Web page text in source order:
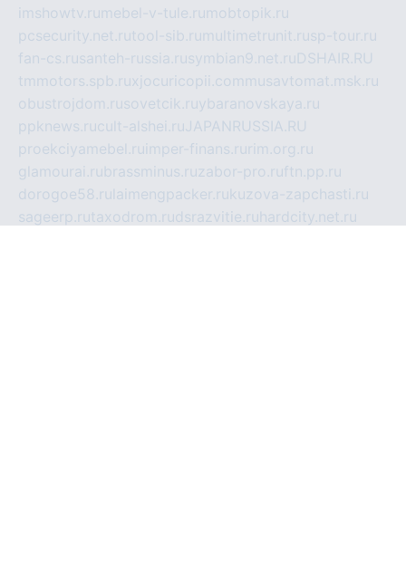
imshowtv.ru mebel-v-tule.ru mobtopik.ru
pcsecurity.net.rutool-sib.ru multimetrunit.rusp-tour.ru
fan-cs.rusanteh-russia.rusymbian9.net.ruDSHAIR.RU
tmmotors.spb.ruxjocuricopii.com musavtomat.msk.ru
obustrojdom.rusovetcik.ruybaranovskaya.ru
ppknews.rucult-alshei.ruJAPANRUSSIA.RU
proekciyamebel.ru imper-finans.ru rim.org.ru
glamourai.rubrassminus.ruzabor-pro.ruftn.pp.ru
dorogoe58.ru laimengpacker.rukuzova-zapchasti.ru
sageerp.rutaxodrom.rudsrazvitie.ru hardcity.net.ru